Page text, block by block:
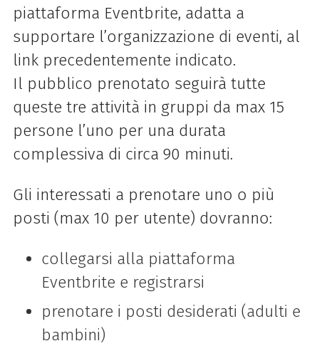
piattaforma Eventbrite, adatta a
supportare l’organizzazione di eventi, al
link precedentemente indicato.
Il pubblico prenotato seguirà tutte
queste tre attività in gruppi da max 15
persone l’uno per una durata
complessiva di circa 90 minuti.
Gli interessati a prenotare uno o più
posti (max 10 per utente) dovranno:
collegarsi alla piattaforma
Eventbrite e registrarsi
prenotare i posti desiderati (adulti e
bambini)